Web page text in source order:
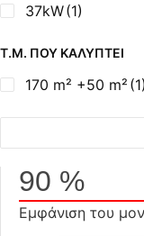
Ψησταριές
37kW(1)
Τ.Μ. ΠΟΥ ΚΑΛΎΠΤΕΙ
170 m² +50 m² (1)
90 %
Εμφάνιση του